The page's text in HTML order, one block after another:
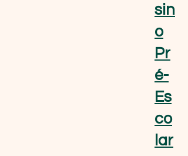
sin
o
Pr
é-
Es
co
lar